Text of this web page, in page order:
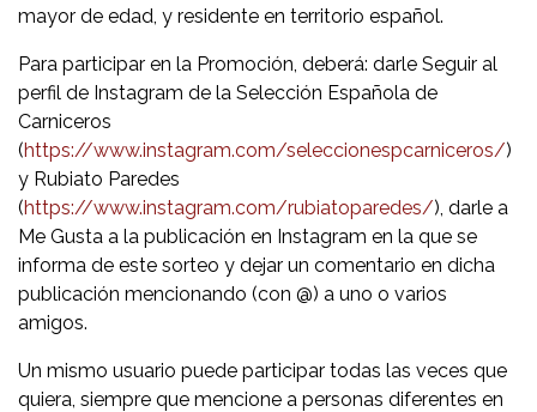
mayor de edad, y residente en territorio español.
Para participar en la Promoción, deberá: darle Seguir al
perfil de Instagram de la Selección Española de
Carniceros
(https://www.instagram.com/seleccionespcarniceros/)
y Rubiato Paredes
(https://www.instagram.com/rubiatoparedes/), darle a
Me Gusta a la publicación en Instagram en la que se
informa de este sorteo y dejar un comentario en dicha
publicación mencionando (con @) a uno o varios
amigos.
Un mismo usuario puede participar todas las veces que
quiera, siempre que mencione a personas diferentes en